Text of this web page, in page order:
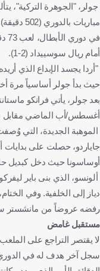
مباريات بالدوري (502 دقيقة).
في
أمام ريال سوسييداد (2-1).
حيث بدأ جولر أساسياً مرة
أغسطس/أب الماضي مقابل نحو 60 مليون يورو من
الموهبة الجديدة، التي
أوساسونا حيث دخل كبديل
ألونسو، الذي بنى باير
رفضه عروضاً من مانشستر
مستقبل غامض
لا يقتصر التراجع على